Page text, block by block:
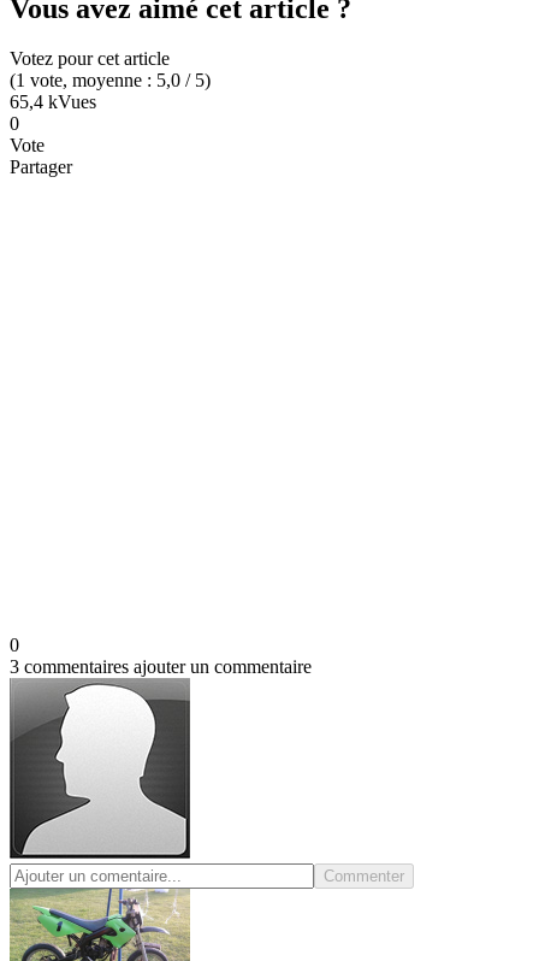
Vous avez aimé cet article ?
Votez pour cet article
(1 vote, moyenne : 5,0 / 5)
65,4 kVues
0
Vote
Partager
0
3 commentaires ajouter un commentaire
Commenter